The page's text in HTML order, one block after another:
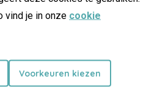
vind je in onze cookie
Voorkeuren kiezen